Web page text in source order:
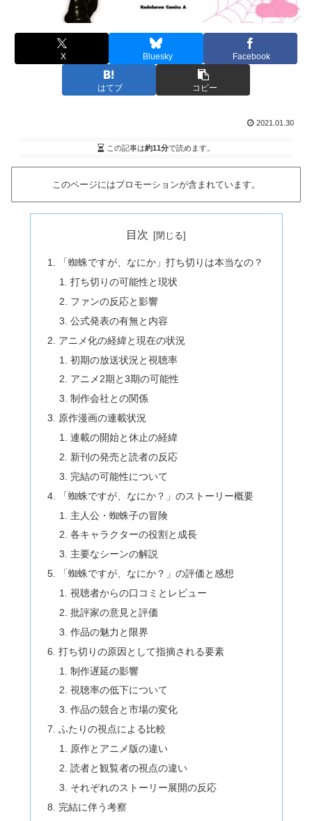
X Bluesky Facebook
はてブ コピー
2021.01.30
この記事は約11分で読めます。
このページにはプロモーションが含まれています。
目次
「蜘蛛ですが、なにか」打ち切りは本当なの？
打ち切りの可能性と現状
ファンの反応と影響
公式発表の有無と内容
アニメ化の経緯と現在の状況
初期の放送状況と視聴率
アニメ2期と3期の可能性
制作会社との関係
原作漫画の連載状況
連載の開始と休止の経緯
新刊の発売と読者の反応
完結の可能性について
「蜘蛛ですが、なにか？」のストーリー概要
主人公・蜘蛛子の冒険
各キャラクターの役割と成長
主要なシーンの解説
「蜘蛛ですが、なにか？」の評価と感想
視聴者からの口コミとレビュー
批評家の意見と評価
作品の魅力と限界
打ち切りの原因として指摘される要素
制作遅延の影響
視聴率の低下について
作品の競合と市場の変化
ふたりの視点による比較
原作とアニメ版の違い
読者と観覧者の視点の違い
それぞれのストーリー展開の反応
完結に伴う考察